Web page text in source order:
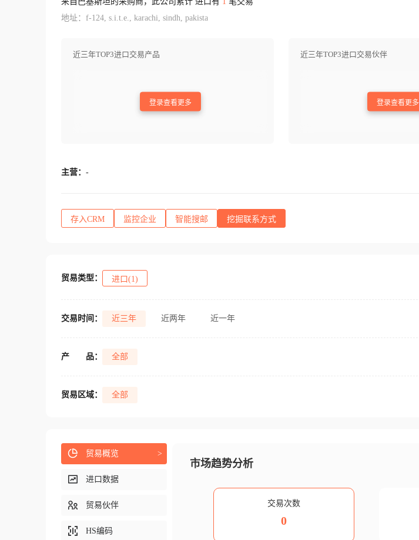
地址：f-124, s.i.t.e., karachi, sindh, pakista
近三年TOP3进口交易产品
登录查看更多
近三年TOP3进口交易伙伴
登录查看更多
主营： -
存入CRM 监控企业 智能搜邮 挖掘联系方式
贸易类型： 进口(1)
交易时间： 近三年 近两年 近一年
产 品： 全部
贸易区域： 全部
市场趋势分析
交易次数
0
贸易概览 >
进口数据
贸易伙伴
HS编码